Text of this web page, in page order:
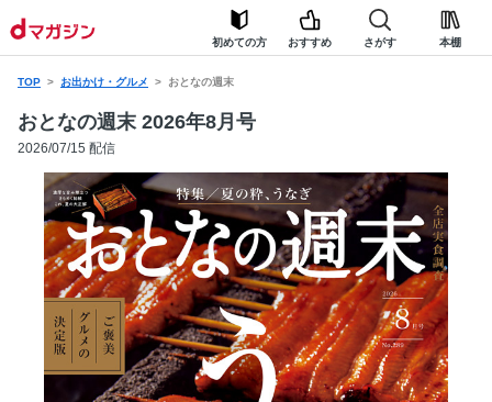
初めての方 おすすめ さがす 本棚
TOP お出かけ・グルメ おとなの週末
おとなの週末 2026年8月号
2026/07/15 配信